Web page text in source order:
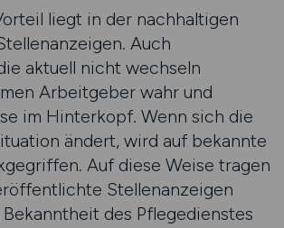
liegt in der nachhaltigen
Auch
aktuell nicht wechseln
Arbeitgeber wahr und
im Hinterkopf. Wenn sich die
ändert, wird auf bekannte
Auf diese Weise tragen
Stellenanzeigen
des Pflegedienstes